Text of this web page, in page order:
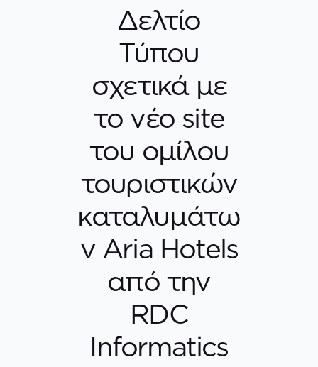
Δελτίο
Τύπου
σχετικά με
το νέο site
του ομίλου
τουριστικών
καταλυμάτω
ν Aria Hotels
από την
RDC
Informatics